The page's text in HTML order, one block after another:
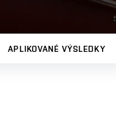
APLIKOVANÉ VÝSLEDKY